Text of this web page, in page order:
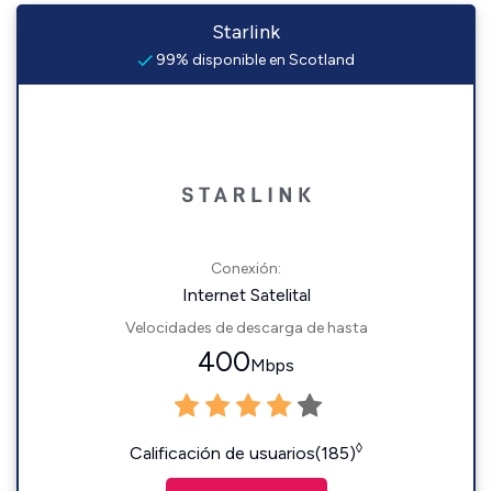
Starlink
99% disponible en Scotland
Conexión:
Internet Satelital
Velocidades de descarga de hasta
400Mbps
Calificación de usuarios(185)◊